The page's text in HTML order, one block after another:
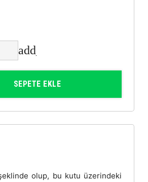
SEPETE EKLE
olup, bu kutu üzerindeki